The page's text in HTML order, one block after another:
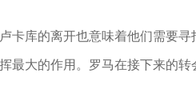
卡库的离开也意味着他们需要
最大的作用。罗马在接下来的